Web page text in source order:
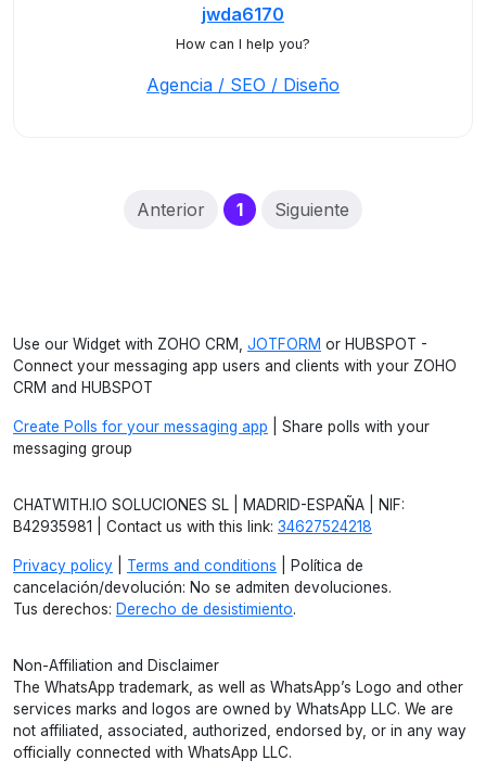
jwda6170
How can I help you?
Agencia / SEO / Diseño
Anterior 1(current)
Siguiente
Use our Widget with ZOHO CRM, JOTFORM or HUBSPOT -
Connect your messaging app users and clients with your ZOHO
CRM and HUBSPOT
Create Polls for your messaging app | Share polls with your
messaging group
CHATWITH.IO SOLUCIONES SL | MADRID-ESPAÑA | NIF:
B42935981 | Contact us with this link: 34627524218
Privacy policy Terms and conditions | Política de
cancelación/devolución: No se admiten devoluciones.
Tus derechos: Derecho de desistimiento.
Non-Affiliation and Disclaimer
The WhatsApp trademark, as well as WhatsApp’s Logo and other
services marks and logos are owned by WhatsApp LLC. We are
not affiliated, associated, authorized, endorsed by, or in any way
officially connected with WhatsApp LLC.